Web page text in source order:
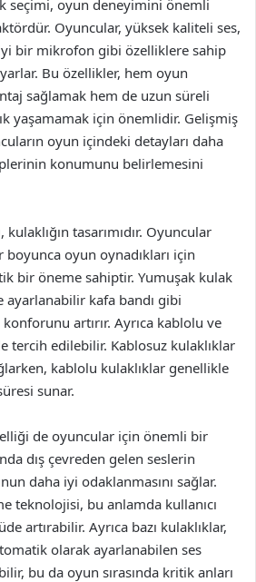
seçimi, oyun deneyimini önemli
Oyuncular, yüksek kaliteli ses,
bir mikrofon gibi özelliklere sahip
Bu özellikler, hem oyun
sağlamak hem de uzun süreli
yaşamamak için önemlidir. Gelişmiş
oyun içindeki detayları daha
konumunu belirlemesini
tasarımıdır. Oyuncular
oyun oynadıkları için
bir öneme sahiptir. Yumuşak kulak
ayarlanabilir kafa bandı gibi
artırır. Ayrıca kablolu ve
tercih edilebilir. Kablosuz kulaklıklar
kablolu kulaklıklar genellikle
sunar.
de oyuncular için önemli bir
dış çevreden gelen seslerin
daha iyi odaklanmasını sağlar.
teknolojisi, bu anlamda kullanıcı
artırabilir. Ayrıca bazı kulaklıklar,
olarak ayarlanabilen ses
bu da oyun sırasında kritik anları